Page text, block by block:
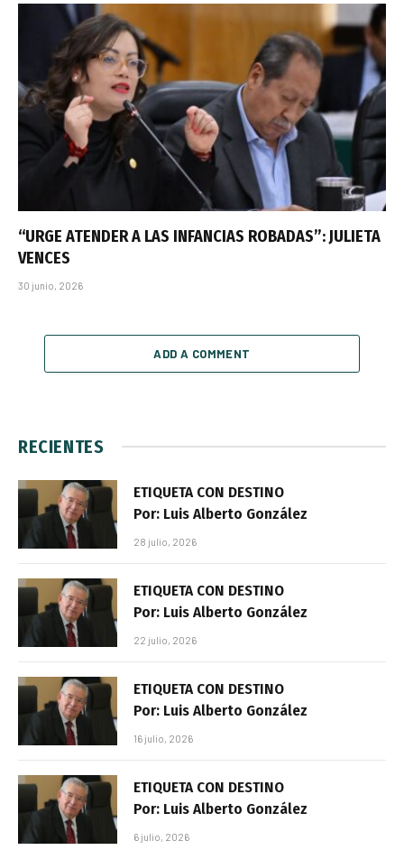
“URGE ATENDER A LAS INFANCIAS ROBADAS”: JULIETA
VENCES
30 junio, 2026
ADD A COMMENT
RECIENTES
ETIQUETA CON DESTINO
Por: Luis Alberto González
28 julio, 2026
ETIQUETA CON DESTINO
Por: Luis Alberto González
22 julio, 2026
ETIQUETA CON DESTINO
Por: Luis Alberto González
16 julio, 2026
ETIQUETA CON DESTINO
Por: Luis Alberto González
6 julio, 2026